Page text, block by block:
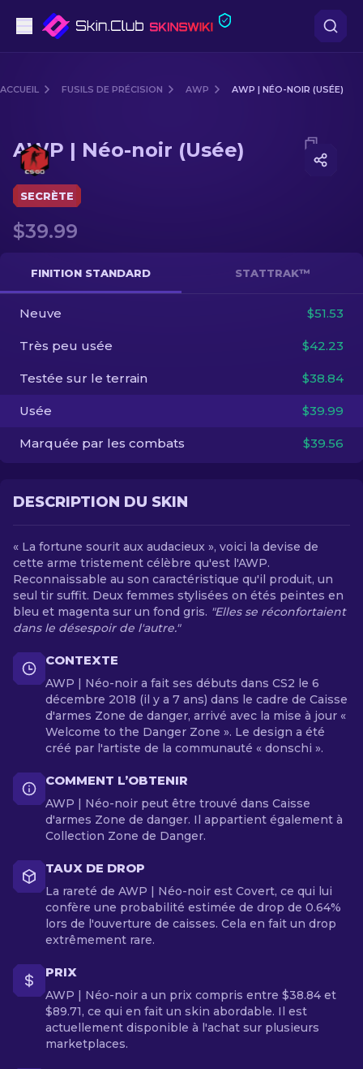
Fusils
Fusils de Précision
Couteaux
Gants
Caisses
Autre
ACCUEIL FUSILS DE PRÉCISION AWP AWP | NÉO-NOIR (USÉE)
Media of AWP | Néo-noir (Usée)
AWP | Néo-noir (Usée)
SECRÈTE
$39.99
FINITION STANDARD STATTRAK™
Neuve $51.53
Très peu usée $42.23
Testée sur le terrain $38.84
Usée $39.99
Marquée par les combats $39.56
DESCRIPTION DU SKIN
« La fortune sourit aux audacieux », voici la devise de
cette arme tristement célèbre qu'est l'AWP.
Reconnaissable au son caractéristique qu'il produit, un
seul tir suffit. Deux femmes stylisées on étés peintes en
bleu et magenta sur un fond gris. "Elles se réconfortaient
dans le désespoir de l'autre."
CONTEXTE
AWP | Néo-noir a fait ses débuts dans CS2 le 6
décembre 2018 (il y a 7 ans) dans le cadre de Caisse
d'armes Zone de danger, arrivé avec la mise à jour «
Welcome to the Danger Zone ». Le design a été
créé par l'artiste de la communauté « donschi ».
COMMENT L’OBTENIR
AWP | Néo-noir peut être trouvé dans Caisse
d'armes Zone de danger. Il appartient également à
Collection Zone de Danger.
TAUX DE DROP
La rareté de AWP | Néo-noir est Covert, ce qui lui
confère une probabilité estimée de drop de 0.64%
lors de l'ouverture de caisses. Cela en fait un drop
extrêmement rare.
PRIX
AWP | Néo-noir a un prix compris entre $38.84 et
$89.71, ce qui en fait un skin abordable. Il est
actuellement disponible à l'achat sur plusieurs
marketplaces.